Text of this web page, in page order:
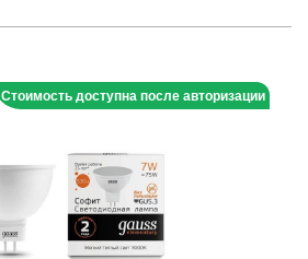
Стоимость доступна после авторизации